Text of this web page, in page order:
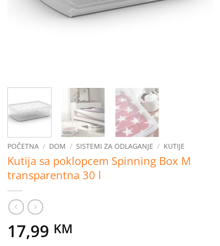
POČETNA / DOM / SISTEMI ZA ODLAGANJE / KUTIJE
Kutija sa poklopcem Spinning Box M
transparentna 30 l
17,99 KM